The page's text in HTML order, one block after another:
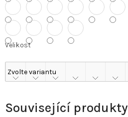
Velikost
Související produkty